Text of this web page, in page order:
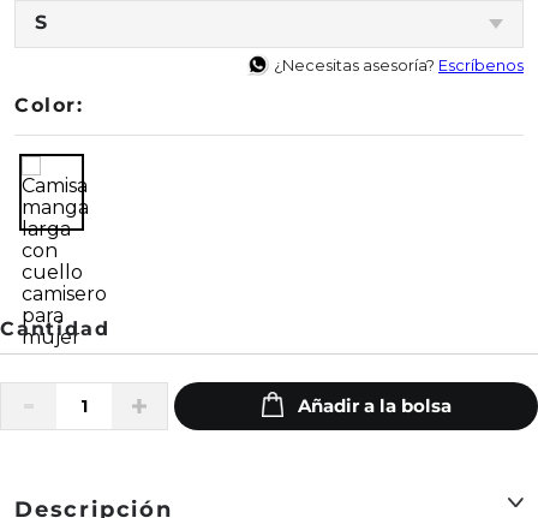
S
¿Necesitas asesoría? Escríbenos
Color:
Descripción